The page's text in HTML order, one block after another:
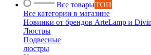
Все товарыТОП
Все категории в магазине
Новинки от брендов ArteLamp и
Люстры
Подвесные
люстры